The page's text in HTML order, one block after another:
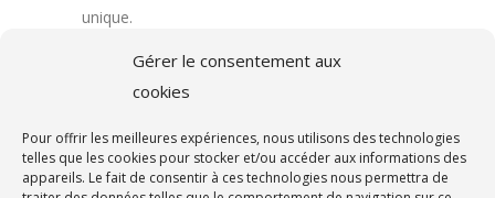
Gérer le consentement aux
cookies
Pour offrir les meilleures expériences, nous utilisons des technologies
telles que les cookies pour stocker et/ou accéder aux informations des
appareils. Le fait de consentir à ces technologies nous permettra de
unique.
Vous souhaitez en savoir plus sur la
stérilisation par faisceau d’électrons
IONISOS pour une réponse adaptée à vos
besoins.